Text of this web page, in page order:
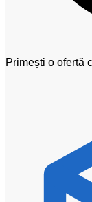
Primești o ofertă